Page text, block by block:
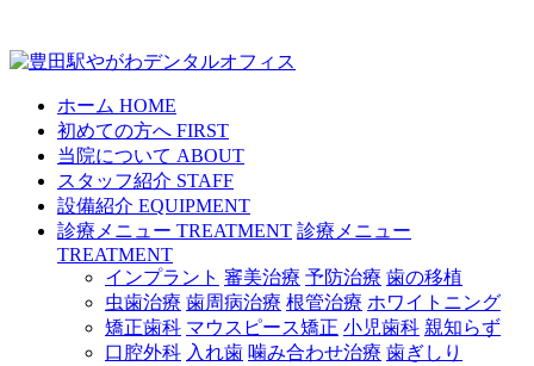
ホーム HOME
初めての方へ FIRST
当院について ABOUT
スタッフ紹介 STAFF
設備紹介 EQUIPMENT
診療メニュー TREATMENT 診療メニュー
TREATMENT
インプラント 審美治療 予防治療 歯の移植
虫歯治療 歯周病治療 根管治療 ホワイトニング
矯正歯科 マウスピース矯正 小児歯科 親知らず
口腔外科 入れ歯 噛み合わせ治療 歯ぎしり